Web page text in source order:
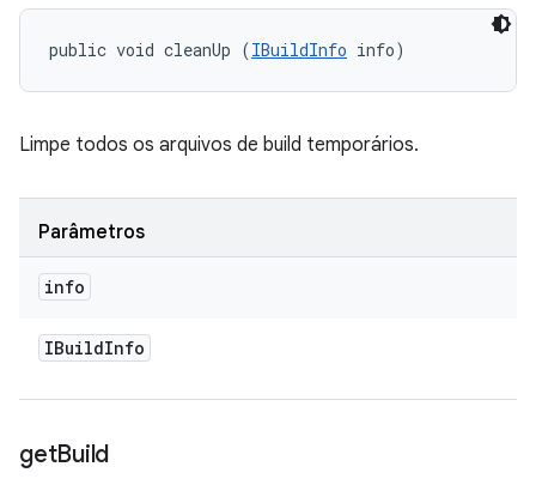
public void cleanUp (IBuildInfo info)
Limpe todos os arquivos de build temporários.
Parâmetros
info
IBuildInfo
getBuild